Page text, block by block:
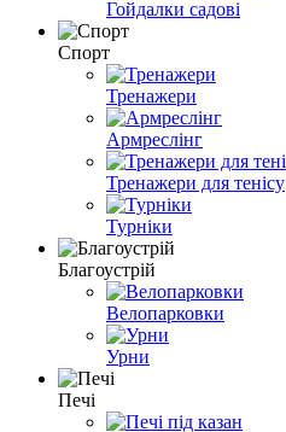
Гойдалки садові
Спорт
Тренажери
Армреслінг
Тренажери для тенісу
Турніки
Благоустрій
Велопарковки
Урни
Печі